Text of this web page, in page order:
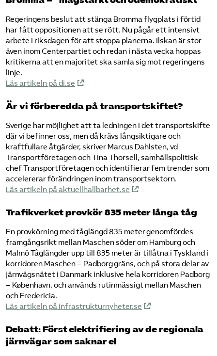
Regeringens beslut att stänga Bromma flygplats i förtid
har fått oppositionen att se rött. Nu pågår ett intensivt
arbete i riksdagen för att stoppa planerna. Ilskan är stor
även inom Centerpartiet och redan i nästa vecka hoppas
kritikerna att en majoritet ska samla sig mot regeringens
linje.
Läs artikeln på di.se
Är vi förberedda på transportskiftet?
Sverige har möjlighet att ta ledningen i det transportskifte
där vi befinner oss, men då krävs långsiktigare och
kraftfullare åtgärder, skriver Marcus Dahlsten, vd
Transportföretagen och Tina Thorsell, samhällspolitisk
chef Transportföretagen och identifierar fem trender som
accelererar förändringen inom transportsektorn.
Läs artikeln på aktuellhallbarhet.se
Trafikverket provkör 835 meter långa tåg
En provkörning med tåglängd 835 meter genomfördes
framgångsrikt mellan Maschen söder om Hamburg och
Malmö Tåglängder upp till 835 meter är tillåtna i Tyskland i
korridoren Maschen – Padborg gräns, och på stora delar av
järnvägsnätet i Danmark inklusive hela korridoren Padborg
– København, och används rutinmässigt mellan Maschen
och Fredericia.
Läs artikeln på infrastrukturnyheter.se
Debatt: Först elektrifiering av de regionala
järnvägar som saknar el